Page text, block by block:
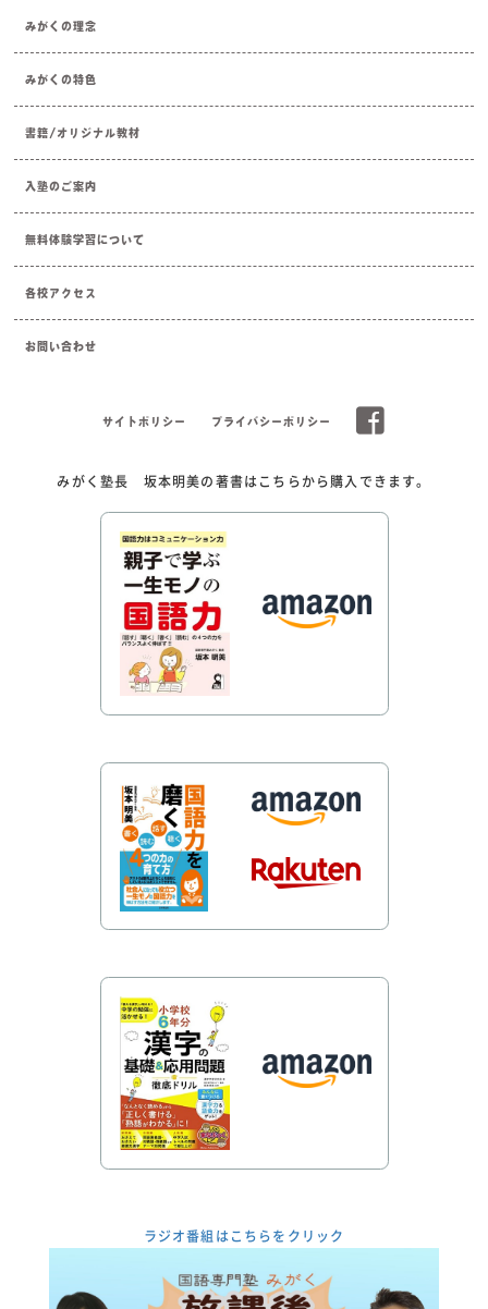
みがくの理念
みがくの特色
書籍/オリジナル教材
入塾のご案内
無料体験学習について
各校アクセス
お問い合わせ
サイトポリシー プライバシーポリシー
みがく塾長 坂本明美の著書はこちらから購入できます。
ラジオ番組はこちらをクリック